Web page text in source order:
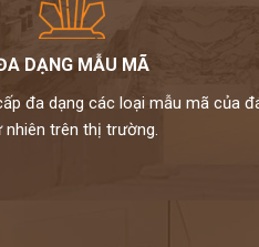
DẠNG MẪU MÃ
đa dạng các loại mẫu mã của
nhiên trên thị trường.